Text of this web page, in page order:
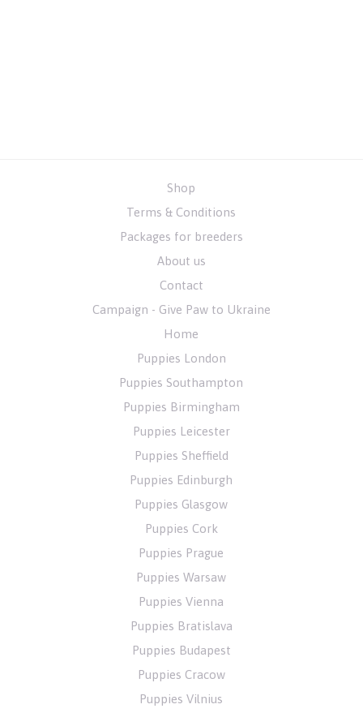
Shop
Terms & Conditions
Packages for breeders
About us
Contact
Campaign - Give Paw to Ukraine
Home
Puppies London
Puppies Southampton
Puppies Birmingham
Puppies Leicester
Puppies Sheffield
Puppies Edinburgh
Puppies Glasgow
Puppies Cork
Puppies Prague
Puppies Warsaw
Puppies Vienna
Puppies Bratislava
Puppies Budapest
Puppies Cracow
Puppies Vilnius